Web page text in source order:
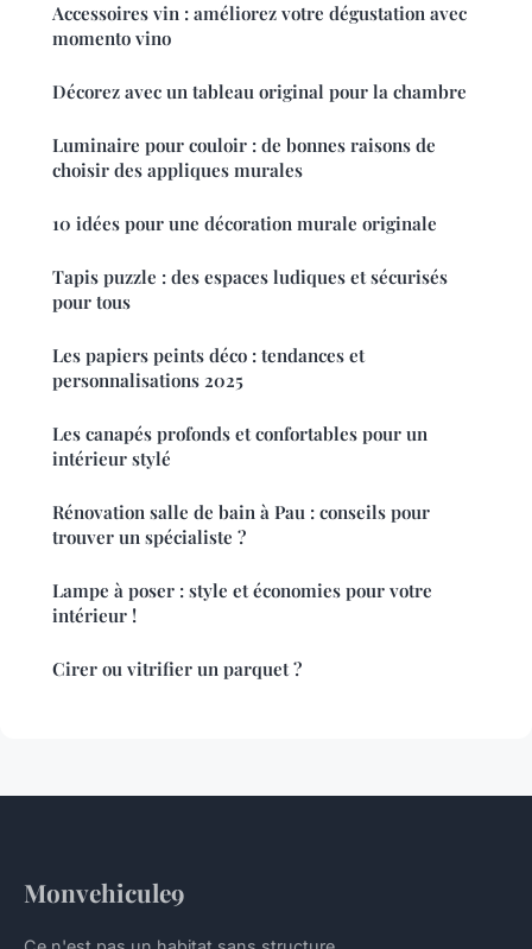
Accessoires vin : améliorez votre dégustation avec
momento vino
Décorez avec un tableau original pour la chambre
Luminaire pour couloir : de bonnes raisons de
choisir des appliques murales
10 idées pour une décoration murale originale
Tapis puzzle : des espaces ludiques et sécurisés
pour tous
Les papiers peints déco : tendances et
personnalisations 2025
Les canapés profonds et confortables pour un
intérieur stylé
Rénovation salle de bain à Pau : conseils pour
trouver un spécialiste ?
Lampe à poser : style et économies pour votre
intérieur !
Cirer ou vitrifier un parquet ?
Monvehicule9